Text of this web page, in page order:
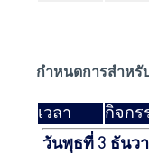
กำหนดการสำหรั
เวลา กิจกร
วันพุธที่ 3 ธันว